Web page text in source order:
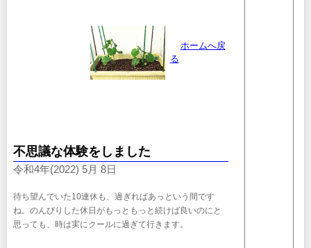
ホームへ戻
る
不思議な体験をしました
令和4年(2022) 5月 8日
待ち望んでいた10連休も、過ぎればあっという間です
ね。のんびりした休日がもっともっと続けば良いのにと
思っても、時は実にクールに過ぎて行きます。